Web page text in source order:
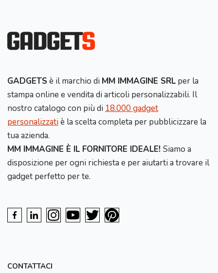
GADGETS è il marchio di MM IMMAGINE SRL per la
stampa online e vendita di articoli personalizzabili. Il
nostro catalogo con più di 18.000 gadget
personalizzatiè la scelta completa per pubblicizzare la
tua azienda.
MM IMMAGINE È IL FORNITORE IDEALE! Siamo a
disposizione per ogni richiesta e per aiutarti a trovare il
gadget perfetto per te.
CONTATTACI